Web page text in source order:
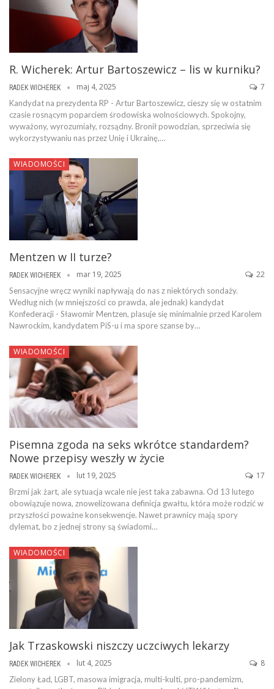
R. Wicherek: Artur Bartoszewicz – lis w kurniku?
RADEK WICHEREK maj 4, 2025 7
Kandydat na prezydenta RP - Artur Bartoszewicz, cieszy się w ostatnim
czasie rosnącym poparciem środowiska wolnościowych. Spokojny,
wyważony, wyrozumiały, rozsądny. Bronił powodzian, sprzeciwia się
wykorzystywaniu nas przez Unię i Ukrainę,…
WIADOMOŚCI
Mentzen w II turze?
RADEK WICHEREK mar 19, 2025 22
Sensacyjne wręcz wyniki napływają do nas z niektórych sondaży.
Według nich (w mniejszości co prawda, ale jednak) kandydat
Konfederacji - Sławomir Mentzen, plasuje się minimalnie przed Karolem
Nawrockim, kandydatem PiS-u i ma spore szanse by…
WIADOMOŚCI
Pisemna zgoda na seks wkrótce standardem?
Nowe przepisy weszły w życie
RADEK WICHEREK lut 19, 2025 17
Brzmi jak żart, ale sytuacja wcale nie jest taka zabawna. Od 13 lutego
obowiązuje nowa, znowelizowana definicja gwałtu, która może rodzić w
przyszłości poważne konsekwencje. Nawet prawnicy mają spory
dylemat, bo z jednej strony są świadomi…
WIADOMOŚCI
Jak Trzaskowski niszczy uczciwych lekarzy
RADEK WICHEREK lut 4, 2025 8
Zielony Ład, LGBT, masowa imigracja, multi-kulti, pro-pandemizm,